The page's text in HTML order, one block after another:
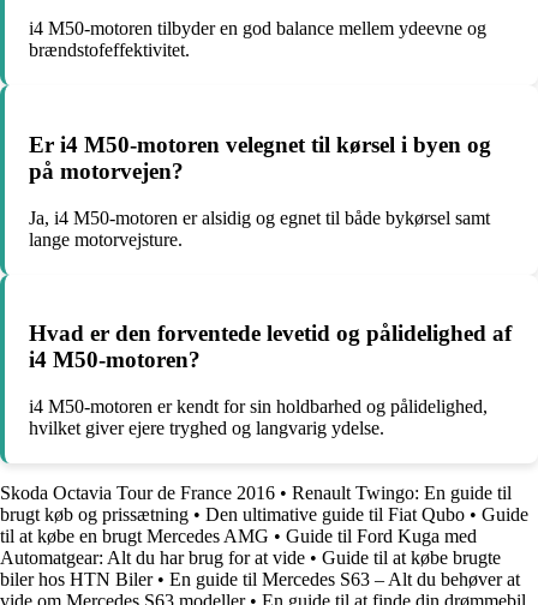
i4 M50-motoren tilbyder en god balance mellem ydeevne og
brændstofeffektivitet.
Er i4 M50-motoren velegnet til kørsel i byen og
på motorvejen?
Ja, i4 M50-motoren er alsidig og egnet til både bykørsel samt
lange motorvejsture.
Hvad er den forventede levetid og pålidelighed af
i4 M50-motoren?
i4 M50-motoren er kendt for sin holdbarhed og pålidelighed,
hvilket giver ejere tryghed og langvarig ydelse.
Skoda Octavia Tour de France 2016 • Renault Twingo: En guide til
brugt køb og prissætning • Den ultimative guide til Fiat Qubo • Guide
til at købe en brugt Mercedes AMG • Guide til Ford Kuga med
Automatgear: Alt du har brug for at vide • Guide til at købe brugte
biler hos HTN Biler• En guide til Mercedes S63 – Alt du behøver at
vide om Mercedes S63 modeller• En guide til at finde din drømmebil